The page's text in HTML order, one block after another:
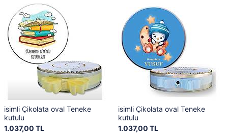
isimli Çikolata oval Teneke
kutulu
1.037,00 TL
isimli Çikolata oval Teneke
kutulu
1.037,00 TL